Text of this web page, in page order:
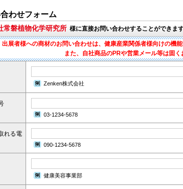
わせフォーム
常磐植物化学研究所 様に直接お問い合わせすることができま
出展者様への商材のお問い合わせは、健康産業関係者様向けの機
また、自社商品のPRや営業メール等は固く
Zenken株式会社
03-1234-5678
れる電
090-1234-5678
健康美容事業部